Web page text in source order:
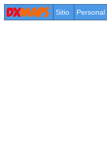
Sitio Personal